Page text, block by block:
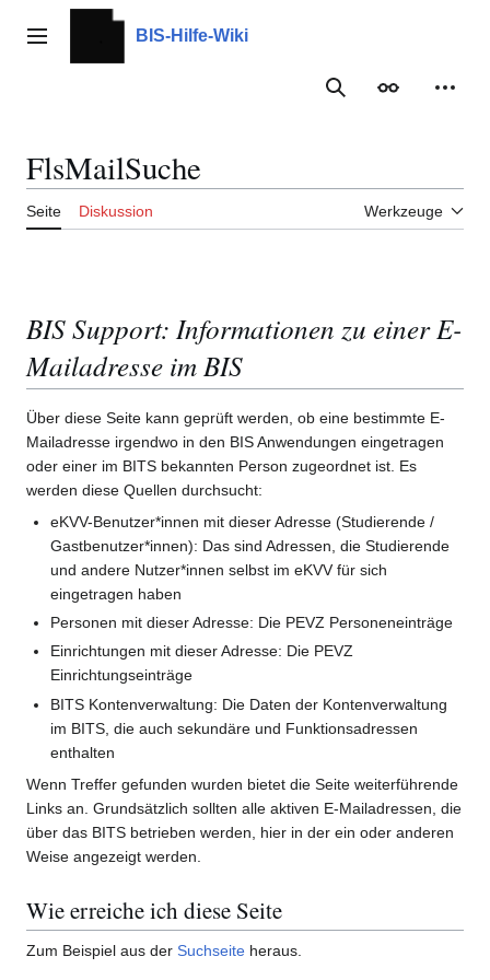
Inhalt
springenHauptmenü BIS-Hilfe-Wiki
Suche
FlsMailSuche
Seite Diskussion Werkzeuge
BIS Support: Informationen zu einer E-
Mailadresse im BIS
Über diese Seite kann geprüft werden, ob eine bestimmte E-
Mailadresse irgendwo in den BIS Anwendungen eingetragen
oder einer im BITS bekannten Person zugeordnet ist. Es
werden diese Quellen durchsucht:
eKVV-Benutzer*innen mit dieser Adresse (Studierende /
Gastbenutzer*innen): Das sind Adressen, die Studierende
und andere Nutzer*innen selbst im eKVV für sich
eingetragen haben
Personen mit dieser Adresse: Die PEVZ Personeneinträge
Einrichtungen mit dieser Adresse: Die PEVZ
Einrichtungseinträge
BITS Kontenverwaltung: Die Daten der Kontenverwaltung
im BITS, die auch sekundäre und Funktionsadressen
enthalten
Wenn Treffer gefunden wurden bietet die Seite weiterführende
Links an. Grundsätzlich sollten alle aktiven E-Mailadressen, die
über das BITS betrieben werden, hier in der ein oder anderen
Weise angezeigt werden.
Wie erreiche ich diese Seite
Zum Beispiel aus der Suchseite heraus.